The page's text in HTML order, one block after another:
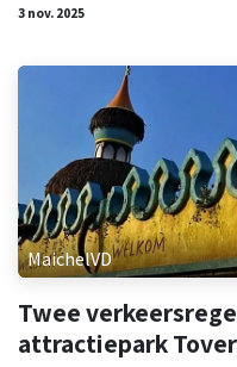
3 nov. 2025
MaichelVD
Twee
attractiepark